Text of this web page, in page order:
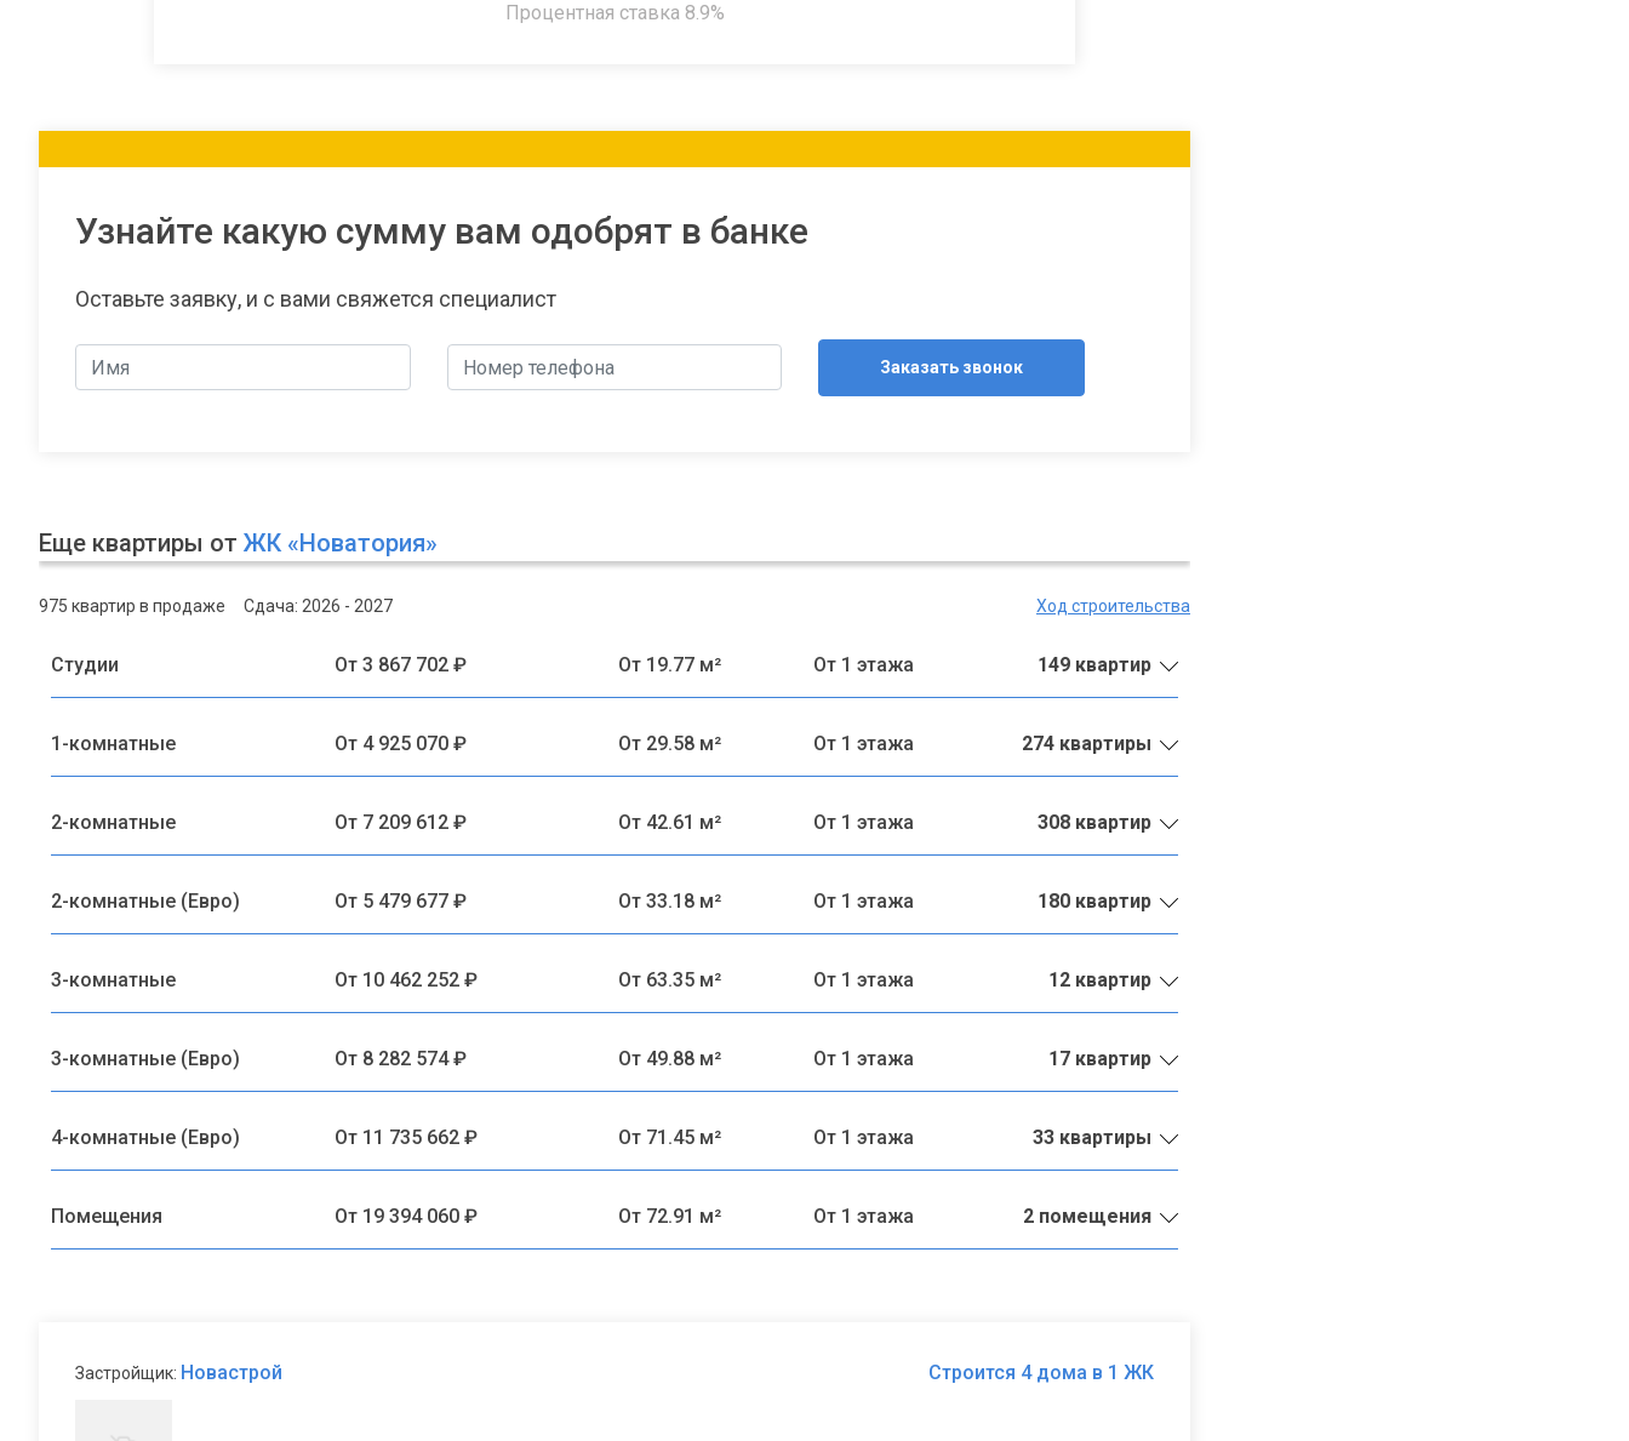
Процентная ставка 8.9%
Узнайте какую сумму вам одобрят в банке
Оставьте заявку, и с вами свяжется специалист
Заказать звонок
Еще квартиры от ЖК «Новатория»
975 квартир в продаже Сдача: 2026 - 2027 Ход строительства
Студии От 3 867 702 ₽ От 19.77 м² От 1 этажа 149 квартир
1-комнатные От 4 925 070 ₽ От 29.58 м² От 1 этажа 274 квартиры
2-комнатные От 7 209 612 ₽ От 42.61 м² От 1 этажа 308 квартир
2-комнатные (Евро) От 5 479 677 ₽ От 33.18 м² От 1 этажа 180 квартир
3-комнатные От 10 462 252 ₽ От 63.35 м² От 1 этажа 12 квартир
3-комнатные (Евро) От 8 282 574 ₽ От 49.88 м² От 1 этажа 17 квартир
4-комнатные (Евро) От 11 735 662 ₽ От 71.45 м² От 1 этажа 33 квартиры
Помещения От 19 394 060 ₽ От 72.91 м² От 1 этажа 2 помещения
Застройщик: Новастрой Строится 4 дома в 1 ЖК